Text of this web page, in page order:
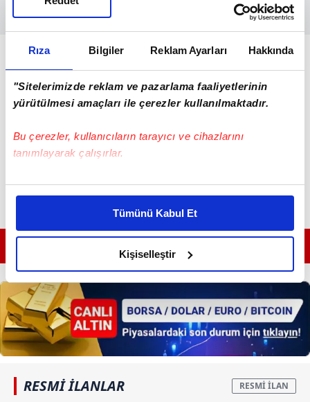
Rıza Bilgiler Reklam Ayarları Hakkında
"Sitelerimizde reklam ve pazarlama faaliyetlerinin
yürütülmesi amaçları ile çerezler kullanılmaktadır.
Bu çerezler, kullanıcıların tarayıcı ve cihazlarını
tanımlayarak çalışırlar.
Bu çerezlere izin vermeniz halinde sizlere özel
daha iyi reklam deneyimi yaşatabiliriz. Bunu yaparken
amacımızın size daha iyi bir reklam deneyimi sunmak
olduğunu ve sizlere en iyi içerikleri sunabilmek adına
elimizden gelen çabayı gösterdiğimizi ve bu noktada,
reklamların maliyetlerimizi karşılamak noktasında tek gelir
kalemimiz olduğunu sizlere hatırlatmak isteriz.
Her halükârda, kullanıcılar, bu çerezlere izin vermedikleri
takdirde, kullanıcılara hedefli reklamlar
Tümünü Kabul Et
Kişiselleştir
Adem ÇAKIR /SABAH
RESMİ İLANLAR